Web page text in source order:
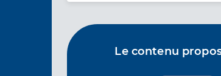
Le contenu